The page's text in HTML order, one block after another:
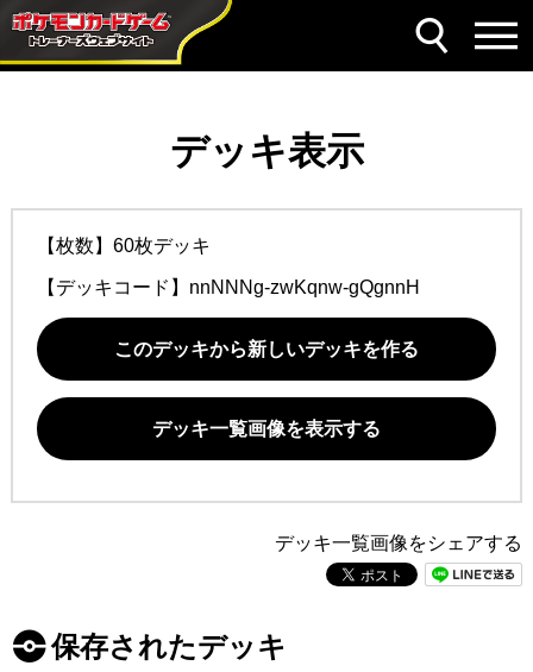
デッキ表示
【枚数】60枚デッキ
【デッキコード】 nnNNNg-zwKqnw-gQgnnH
このデッキから新しいデッキを作る
デッキ一覧画像を表示する
デッキ一覧画像をシェアする
保存されたデッキ